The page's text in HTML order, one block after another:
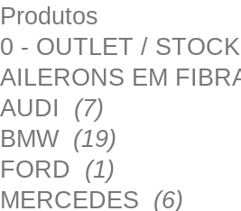
Produtos
0 - OUTLET /
AILERONS EM
AUDI (7)
BMW (19)
FORD (1)
MERCEDES (6)